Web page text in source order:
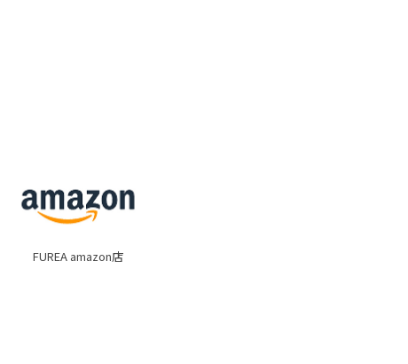
FUREA amazon店